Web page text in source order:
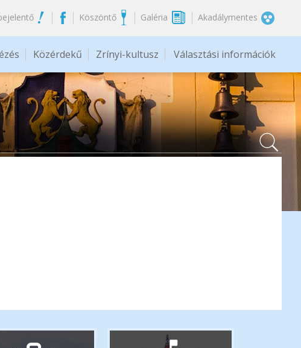
Köszöntő Galéria Akadálymentes
Közérdekű Zrínyi-kultusz Választási információk